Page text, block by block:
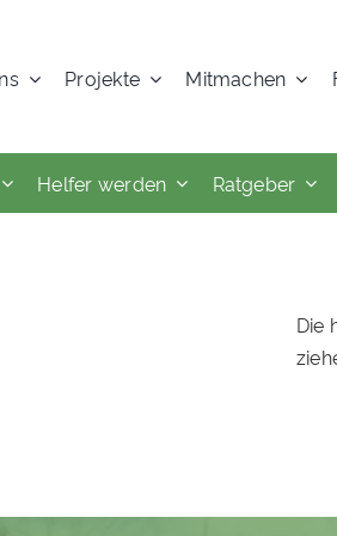
Projekte Mitmachen
Helfer werden Ratgeber
Die